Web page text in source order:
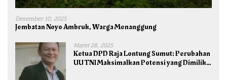
Desember 10, 2025
Jembatan Noyo Ambruk, Warga Menanggung
Maret 28, 2025
Ketua DPD Raja Lontung Sumut: Perubahan
UU TNI Maksimalkan Potensi yang Dimiliki